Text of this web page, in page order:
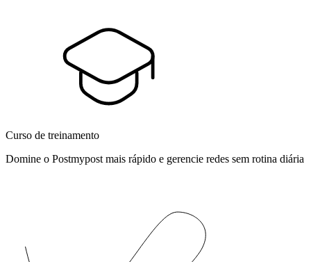
Curso de treinamento
Domine o Postmypost mais rápido e gerencie redes sem rotina diária